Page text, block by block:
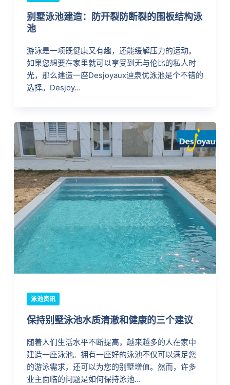
别墅泳池建造：防开裂防断裂的围板结构泳
池
游泳是一项既健康又有趣，还能缓解压力的运动。
如果您想要在家里就可以享受到无与伦比的私人时
光，那么建造一座Desjoyaux迪泉优泳池是个不错的
选择。Desjoy…
泳池资讯
保持别墅泳池水质清澈和健康的三个建议
随着人们生活水平不断提高，越来越多的人在家中
建造一座泳池。拥有一座好的泳池不仅可以满足您
的游泳需求，还可以为您的别墅增值。然而，许多
业主面临的问题是如何保持泳池…